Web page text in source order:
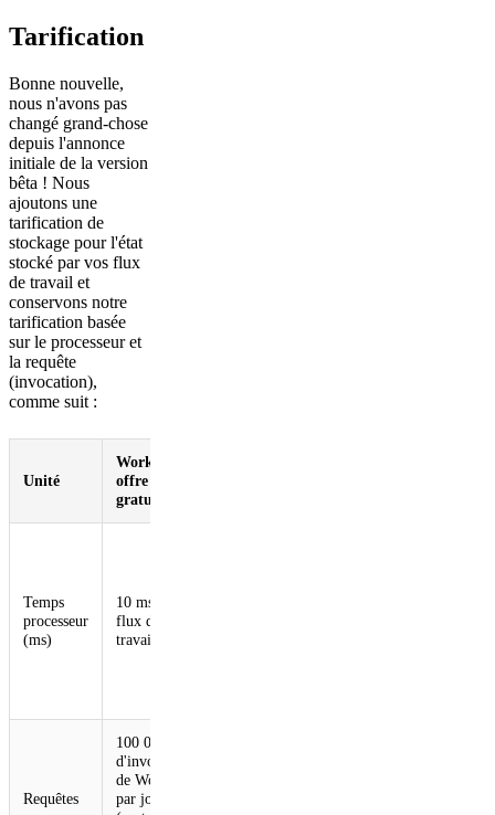
Tarification
Bonne nouvelle,
nous n'avons pas
changé grand-chose
depuis l'annonce
initiale de la version
bêta ! Nous
ajoutons une
tarification de
stockage pour l'état
stocké par vos flux
de travail et
conservons notre
tarification basée
sur le processeur et
la requête
(invocation),
comme suit :
Unité
Workers :
offre
gratuite
Temps
processeur
(ms)
10 ms par
flux de
travail
Requêtes
100 000
d'invocations
de Workflow
par jour